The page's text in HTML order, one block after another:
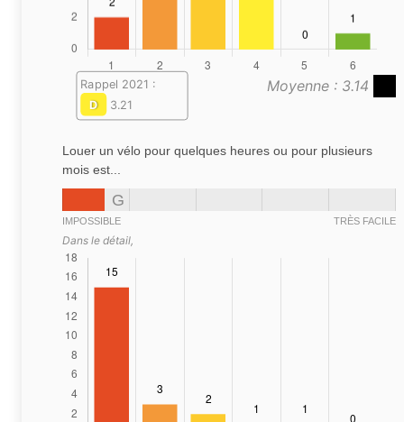
Moyenne : 3.14
Rappel 2021 :
D
3.21
Louer un vélo pour quelques heures ou pour plusieurs
mois est...
G
IMPOSSIBLE TRÈS FACILE
Dans le détail,